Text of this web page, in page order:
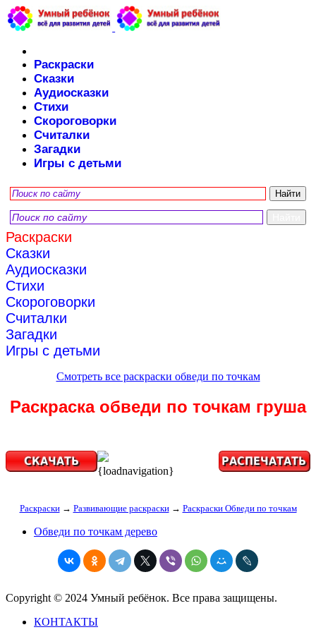
Раскраски
Сказки
Аудиосказки
Стихи
Скороговорки
Считалки
Загадки
Игры с детьми
Раскраски
Сказки
Аудиосказки
Стихи
Скороговорки
Считалки
Загадки
Игры с детьми
Смотреть все раскраски обведи по точкам
Раскраска обведи по точкам груша
{loadnavigation}
Раскраски→ Развивающие раскраски→ Раскраски Обведи по точкам
Обведи по точкам дерево
Copyright © 2024 Умный ребёнок. Все права защищены.
КОНТАКТЫ